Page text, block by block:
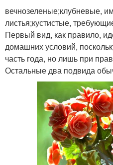
вечнозеленые;клубневые,
листья;кустистые,
Первый вид, как правило,
домашних условий,
часть года, но лишь при
Остальные два подвида